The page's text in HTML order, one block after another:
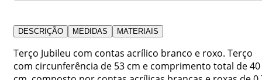
DESCRIÇÃO MEDIDAS MATERIAIS
Terço Jubileu com contas acrílico branco e roxo. Terço
com circunferência de 53 cm e comprimento total de 40